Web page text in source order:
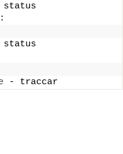
status
:
status
- traccar